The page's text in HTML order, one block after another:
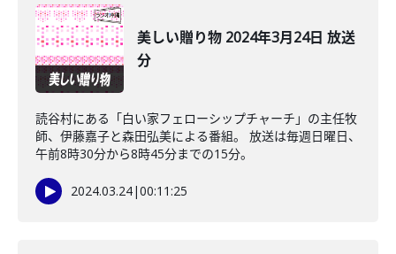
美しい贈り物 2024年3月24日 放送
分
読谷村にある「白い家フェローシップチャーチ」の主任牧
師、伊藤嘉子と森田弘美による番組。 放送は毎週日曜日、
午前8時30分から8時45分までの15分。
2024.03.24|00:11:25